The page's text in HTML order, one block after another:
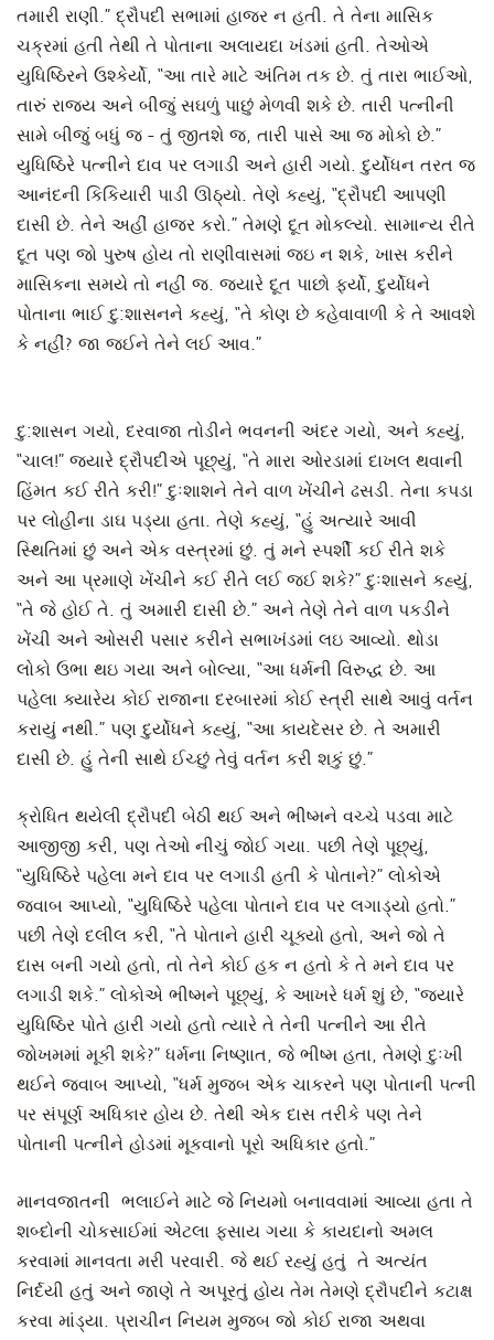
તમારી રાણી.” દ્રૌપદી સભામાં હાજર ન હતી. તે તેના માસિક
ચક્રમાં હતી તેથી તે પોતાના અલાયદા ખંડમાં હતી. તેઓએ
યુધિષ્ઠિરને ઉશ્કેર્યો, “આ તારે માટે અંતિમ તક છે. તું તારા ભાઈઓ,
તારું રાજ્ય અને બીજું સઘળું પાછું મેળવી શકે છે. તારી પત્નીની
સામે બીજું બધું જ - તું જીતશે જ, તારી પાસે આ જ મોકો છે.”
યુધિષ્ઠિરે પત્નીને દાવ પર લગાડી અને હારી ગયો. દુર્યોધન તરત જ
આનંદની કિકિયારી પાડી ઊઠ્યો. તેણે કહ્યું, “દ્રૌપદી આપણી
દાસી છે. તેને અહીં હાજર કરો.” તેમણે દૂત મોકલ્યો. સામાન્ય રીતે
દૂત પણ જો પુરુષ હોય તો રાણીવાસમાં જઇ ન શકે, ખાસ કરીને
માસિકના સમયે તો નહીં જ. જ્યારે દૂત પાછો ફર્યો, દુર્યોધને
પોતાના ભાઈ દુ:શાસનને કહ્યું, “તે કોણ છે કહેવાવાળી કે તે આવશે
કે નહીં? જા જઈને તેને લઈ આવ.”
દુ:શાસન ગયો, દરવાજા તોડીને ભવનની અંદર ગયો, અને કહ્યું,
“ચાલ!” જ્યારે દ્રૌપદીએ પૂછ્યું, “તે મારા ઓરડામાં દાખલ થવાની
હિંમત કઈ રીતે કરી!” દુઃશાશને તેને વાળ ખેંચીને ઢસડી. તેના કપડા
પર લોહીના ડાઘ પડ્યા હતા. તેણે કહ્યું, “હું અત્યારે આવી
સ્થિતિમાં છું અને એક વસ્ત્રમાં છું. તું મને સ્પર્શી કઈ રીતે શકે
અને આ પ્રમાણે ખેંચીને કઈ રીતે લઈ જઈ શકે?” દુઃશાસને કહ્યું,
“તે જે હોઈ તે. તું અમારી દાસી છે.” અને તેણે તેને વાળ પકડીને
ખેંચી અને ઓસરી પસાર કરીને સભાખંડમાં લઇ આવ્યો. થોડા
લોકો ઉભા થઇ ગયા અને બોલ્યા, “આ ધર્મની વિરુદ્ધ છે. આ
પહેલા ક્યારેય કોઈ રાજાના દરબારમાં કોઈ સ્ત્રી સાથે આવું વર્તન
કરાયું નથી.” પણ દુર્યોધને કહ્યું, “આ કાયદેસર છે. તે અમારી
દાસી છે. હું તેની સાથે ઈચ્છું તેવું વર્તન કરી શકું છું.”
ક્રોધિત થયેલી દ્રૌપદી બેઠી થઈ અને ભીષ્મને વચ્ચે પડવા માટે
આજીજી કરી, પણ તેઓ નીચું જોઈ ગયા. પછી તેણે પૂછ્યું,
“યુધિષ્ઠિરે પહેલા મને દાવ પર લગાડી હતી કે પોતાને?” લોકોએ
જવાબ આપ્યો, “યુધિષ્ઠિરે પહેલા પોતાને દાવ પર લગાડ્યો હતો.”
પછી તેણે દલીલ કરી, “તે પોતાને હારી ચૂક્યો હતો, અને જો તે
દાસ બની ગયો હતો, તો તેને કોઈ હક ન હતો કે તે મને દાવ પર
લગાડી શકે.” લોકોએ ભીષ્મને પૂછ્યું, કે આખરે ધર્મ શું છે, “જ્યારે
યુધિષ્ઠિર પોતે હારી ગયો હતો ત્યારે તે તેની પત્નીને આ રીતે
જોખમમાં મૂકી શકે?” ધર્મના નિષ્ણાત, જે ભીષ્મ હતા, તેમણે દુઃખી
થઈને જવાબ આપ્યો, “ધર્મ મુજબ એક ચાકરને પણ પોતાની પત્ની
પર સંપૂર્ણ અધિકાર હોય છે. તેથી એક દાસ તરીકે પણ તેને
પોતાની પત્નીને હોડમાં મૂકવાનો પૂરો અધિકાર હતો.”
માનવજાતની ભલાઈને માટે જે નિયમો બનાવવામાં આવ્યા હતા તે
શબ્દોની ચોકસાઈમાં એટલા ફસાય ગયા કે કાયદાનો અમલ
કરવામાં માનવતા મરી પરવારી. જે થઈ રહ્યું હતું તે અત્યંત
નિર્દયી હતું અને જાણે તે અપૂરતું હોય તેમ તેમણે દ્રૌપદીને કટાક્ષ
કરવા માંડ્યા. પ્રાચીન નિયમ મુજબ જો કોઈ રાજા અથવા